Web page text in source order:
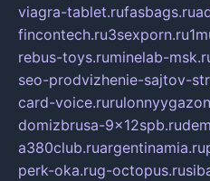
viagra-tablet.rufasbags.ru
fincontech.ru3sexporn.ru
rebus-toys.ruminelab-
seo-prodvizhenie-sajtov-
card-voice.ru
domizbrusa-9x12spb.ru
a380club.ruargentinamia.ru
perk-oka.rug-octopus.ru